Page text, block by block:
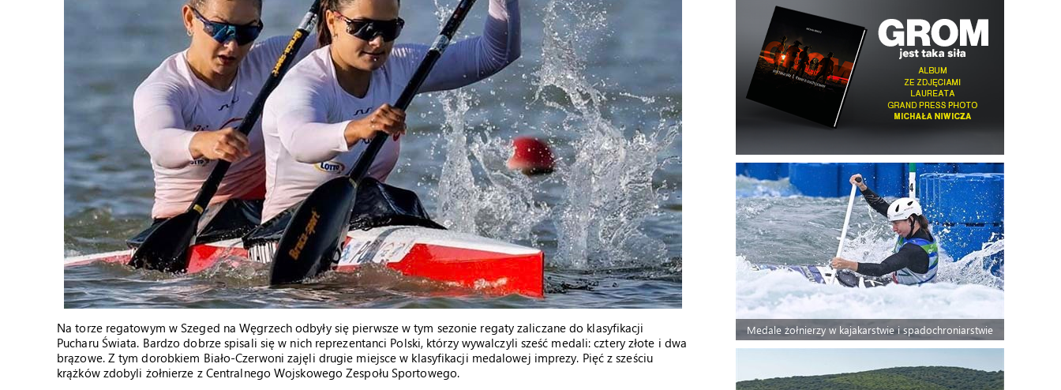
Na torze regatowym w Szeged na Węgrzech odbyły się pierwsze w tym sezonie regaty zaliczane do klasyfikacji
Pucharu Świata. Bardzo dobrze spisali się w nich reprezentanci Polski, którzy wywalczyli sześć medali: cztery złote i dwa
brązowe. Z tym dorobkiem Biało-Czerwoni zajęli drugie miejsce w klasyfikacji medalowej imprezy. Pięć z sześciu
krążków zdobyli żołnierze z Centralnego Wojskowego Zespołu Sportowego.
Medale żołnierzy w kajakarstwie i spadochroniarstwie